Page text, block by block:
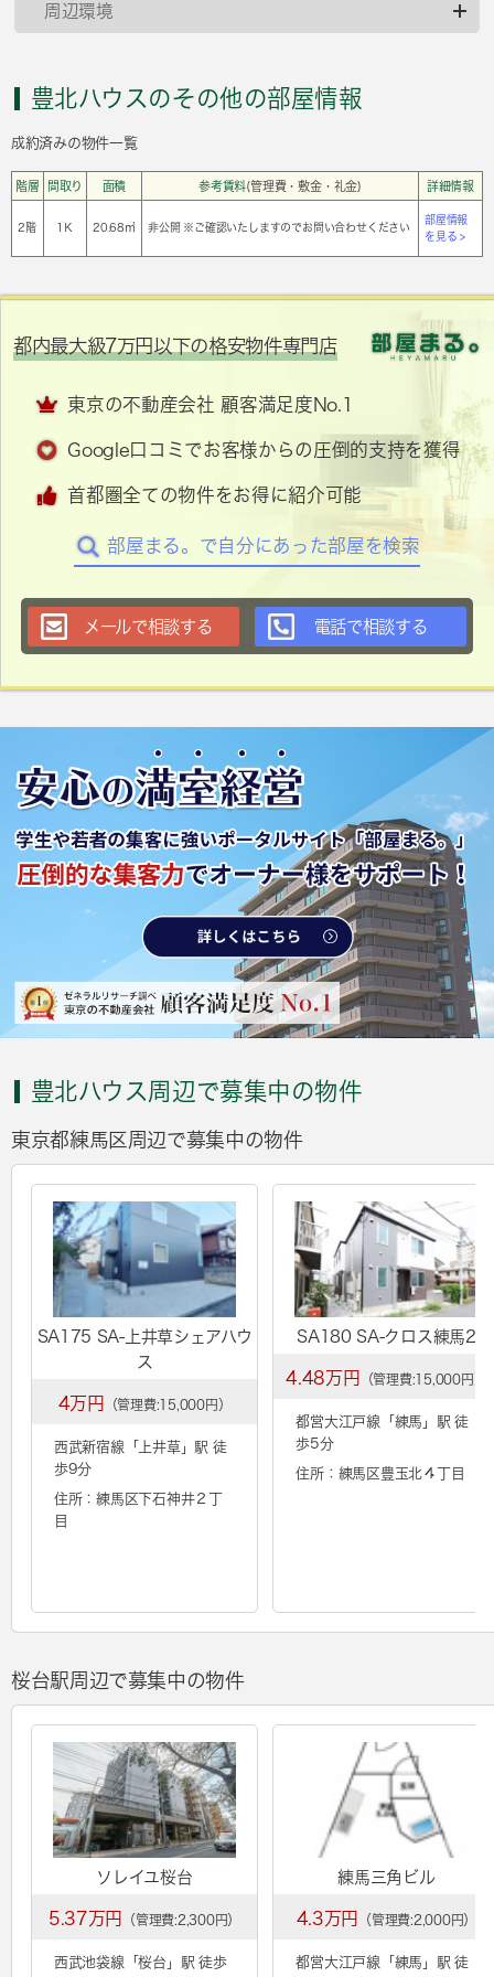
周辺環境
豊北ハウスのその他の部屋情報
成約済みの物件一覧
階層 間取り 面積 参考賃料(管理費・敷金・礼金) 詳細情報
2階 1Ｋ 20.68㎡ 非公開 ※ご確認いたしますのでお問い合わせください
部屋情報
を見る >
都内最大級7万円以下の格安物件専門店
東京の不動産会社 顧客満足度No.1
Google口コミでお客様からの圧倒的支持を獲得
首都圏全ての物件をお得に紹介可能
部屋まる。で自分にあった部屋を検索
メールで相談する 電話で相談する
豊北ハウス周辺で募集中の物件
東京都練馬区周辺で募集中の物件
SA175 SA-上井草シェアハウ
ス
4万円 （管理費:15,000円）
西武新宿線「 上井草 」駅 徒
歩9分
住所：練馬区下石神井２丁
目
SA180 SA-クロス練馬2
4.48万円 （管理費:15,000円）
都営大江戸線「 練馬 」駅 徒
歩5分
住所：練馬区豊玉北４丁目
桜台駅周辺で募集中の物件
ソレイユ桜台
5.37万円 （管理費:2,300円）
西武池袋線「桜台 」駅 徒歩
練馬三角ビル
4.3万円 （管理費:2,000円）
都営大江戸線「 練馬 」駅 徒